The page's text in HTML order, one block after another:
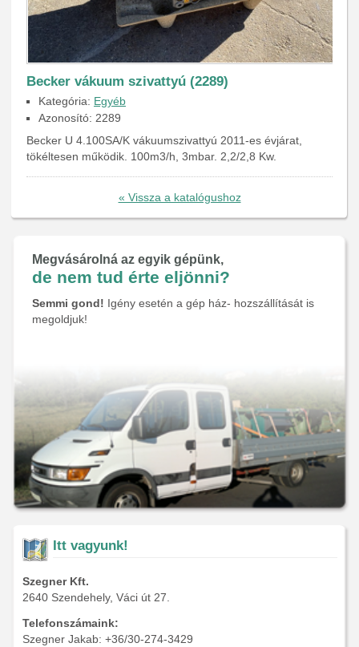
Becker vákuum szivattyú (2289)
Kategória: Egyéb
Azonosító: 2289
Becker U 4.100SA/K vákuumszivattyú 2011-es évjárat,
tökéltesen működik. 100m3/h, 3mbar. 2,2/2,8 Kw.
« Vissza a katalógushoz
Megvásárolná az egyik gépünk,
de nem tud érte eljönni?
Semmi gond! Igény esetén a gép ház- hozszállítását is
megoldjuk!
Itt vagyunk!
Szegner Kft.
2640 Szendehely, Váci út 27.
Telefonszámaink:
Szegner Jakab: +36/30-274-3429